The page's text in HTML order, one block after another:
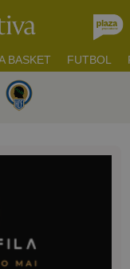
BASKET FUTBOL